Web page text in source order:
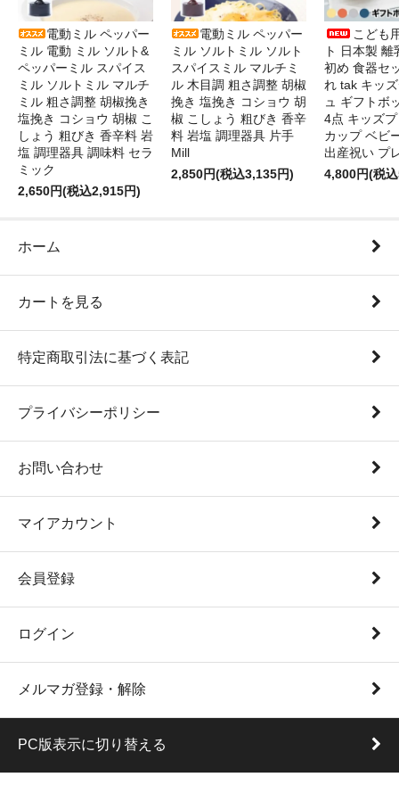
電動ミル ペッパー
ミル 電動 ミル ソルト&
ペッパーミル スパイス
ミル ソルトミル マルチ
ミル 粗さ調整 胡椒挽き
塩挽き コショウ 胡椒 こ
しょう 粗びき 香辛料 岩
塩 調理器具 調味料 セラ
ミック
2,650円(税込2,915円)
電動ミル ペッパー
ミル ソルトミル ソルト
スパイスミル マルチミ
ル 木目調 粗さ調整 胡椒
挽き 塩挽き コショウ 胡
椒 こしょう 粗びき 香辛
料 岩塩 調理器具 片手
Mill
2,850円(税込3,135円)
こども
ト 日本製
初め 食器セ
れ tak キッ
ュ ギフトボ
4点 キッズ
カップ ベビ
出産祝い プ
4,800円(税
ホーム
カートを見る
特定商取引法に基づく表記
プライバシーポリシー
お問い合わせ
マイアカウント
会員登録
ログイン
メルマガ登録・解除
PC版表示に切り替える